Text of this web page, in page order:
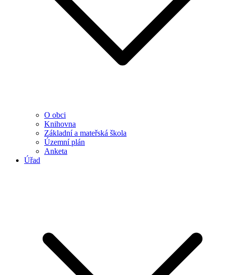
O obci
Knihovna
Základní a mateřská škola
Územní plán
Anketa
Úřad